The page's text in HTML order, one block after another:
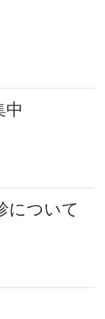
中
について